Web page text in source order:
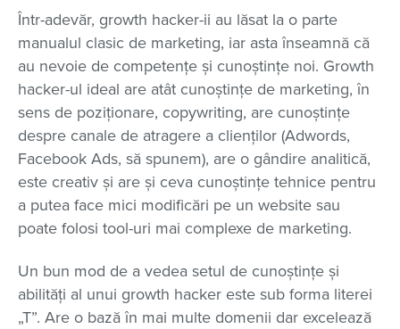
Într-adevăr, growth hacker-ii au lăsat la o parte
manualul clasic de marketing, iar asta înseamnă că
au nevoie de competențe și cunoștințe noi. Growth
hacker-ul ideal are atât cunoștințe de marketing, în
sens de poziționare, copywriting, are cunoștințe
despre canale de atragere a clienților (Adwords,
Facebook Ads, să spunem), are o gândire analitică,
este creativ și are și ceva cunoștințe tehnice pentru
a putea face mici modificări pe un website sau
poate folosi tool-uri mai complexe de marketing.
Un bun mod de a vedea setul de cunoștințe și
abilități al unui growth hacker este sub forma literei
„T”. Are o bază în mai multe domenii dar excelează